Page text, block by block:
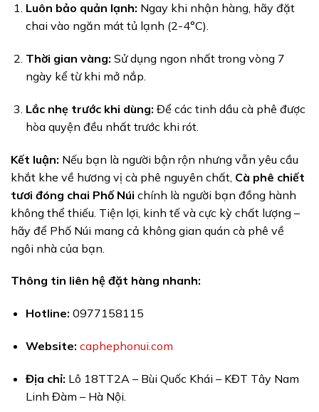
Luôn bảo quản lạnh: Ngay khi nhận hàng, hãy đặt
chai vào ngăn mát tủ lạnh (2-4°C).
Thời gian vàng: Sử dụng ngon nhất trong vòng 7
ngày kể từ khi mở nắp.
Lắc nhẹ trước khi dùng: Để các tinh dầu cà phê được
hòa quyện đều nhất trước khi rót.
Kết luận: Nếu bạn là người bận rộn nhưng vẫn yêu cầu
khắt khe về hương vị cà phê nguyên chất, Cà phê chiết
tươi đóng chai Phố Núi chính là người bạn đồng hành
không thể thiếu. Tiện lợi, kinh tế và cực kỳ chất lượng –
hãy để Phố Núi mang cả không gian quán cà phê về
ngôi nhà của bạn.
Thông tin liên hệ đặt hàng nhanh:
Hotline: 0977158115
Website: caphephonui.com
Địa chỉ: Lô 18TT2A – Bùi Quốc Khái – KĐT Tây Nam
Linh Đàm – Hà Nội.